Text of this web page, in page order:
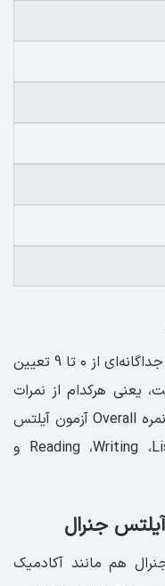
برای هر کدام از مهارت‌های اصلی، نمره جداگانه‌ای از ۰ تا 9 تعیین
یعنی هرکدام از نمرات
یک چهارم نمره کلی ارزش دارند. پس نمره Overall آزمون آیلتس
جنرال، میانگین چهار نمره Reading ،Writing ،Listening و
جنرال
هم مانند آکادمیک